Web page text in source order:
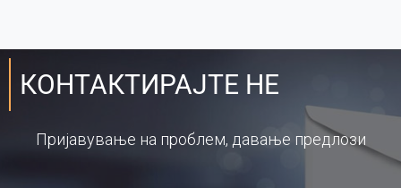
КОНТАКТИРАЈТЕ НЕ
Пријавување на проблем, давање предлози